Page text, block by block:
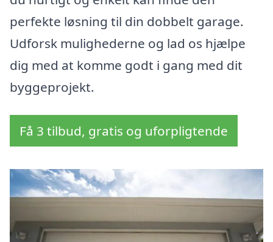
perfekte løsning til din dobbelt garage.
Udforsk mulighederne og lad os hjælpe
dig med at komme godt i gang med dit
byggeprojekt.
Få 3 tilbud, gratis og uforpligtende